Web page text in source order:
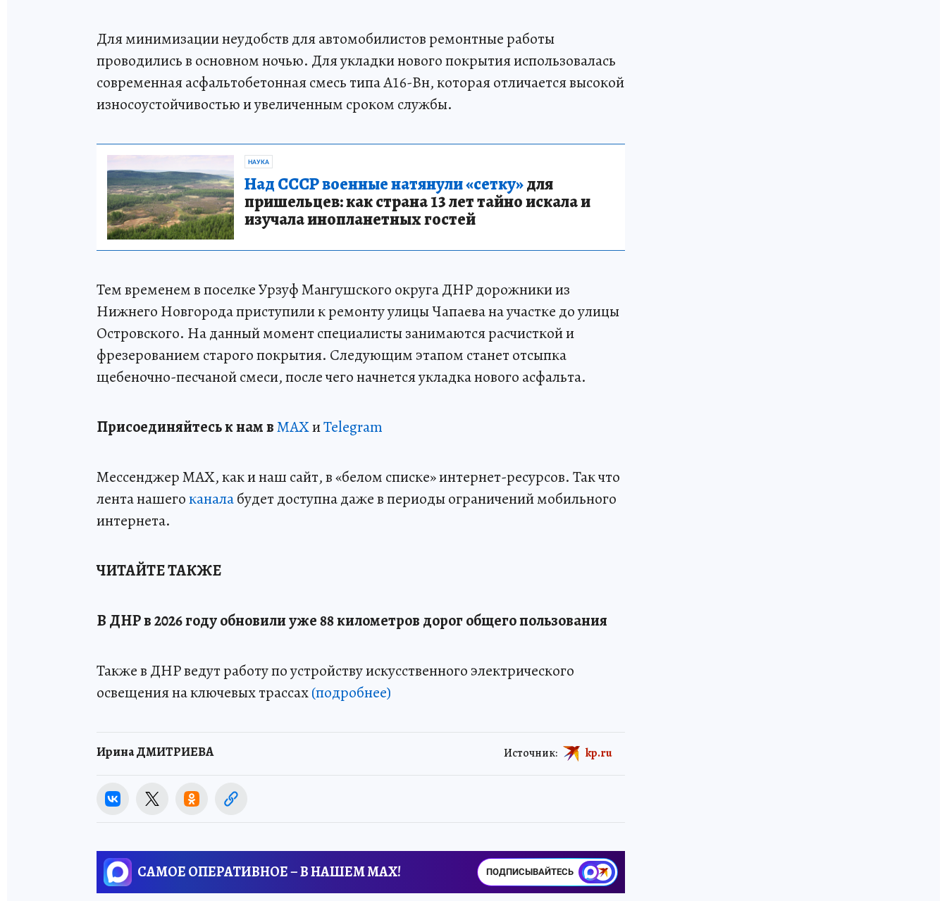
Для минимизации неудобств для автомобилистов ремонтные работы
проводились в основном ночью. Для укладки нового покрытия использовалась
современная асфальтобетонная смесь типа А16-Вн, которая отличается высокой
износоустойчивостью и увеличенным сроком службы.
НАУКА
Над СССР военные натянули «сетку»для
пришельцев: как страна 13 лет тайно искала и
изучала инопланетных гостей
Тем временем в поселке Урзуф Мангушского округа ДНР дорожники из
Нижнего Новгорода приступили к ремонту улицы Чапаева на участке до улицы
Островского. На данный момент специалисты занимаются расчисткой и
фрезерованием старого покрытия. Следующим этапом станет отсыпка
щебеночно-песчаной смеси, после чего начнется укладка нового асфальта.
Присоединяйтесь к нам вMAXиTelegram
Мессенджер MAX, как и наш сайт, в «белом списке» интернет-ресурсов. Так что
лента нашегоканалабудет доступна даже в периоды ограничений мобильного
интернета.
ЧИТАЙТЕ ТАКЖЕ
В ДНР в 2026 году обновили уже 88 километров дорог общего пользования
Также в ДНР ведут работу по устройству искусственного электрического
освещения на ключевых трассах(подробнее)
Ирина ДМИТРИЕВА Источник: kp.ru
САМОЕ ОПЕРАТИВНОЕ – В НАШЕМ MAX! ПОДПИСЫВАЙТЕСЬ